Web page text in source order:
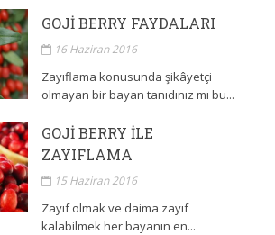
GOJI BERRY FAYDALARI
16 Haziran 2016
Zayıflama konusunda şikâyetçi
olmayan bir bayan tanıdınız mı bu...
GOJI BERRY ILE
ZAYIFLAMA
15 Haziran 2016
Zayıf olmak ve daima zayıf
kalabilmek her bayanın en...